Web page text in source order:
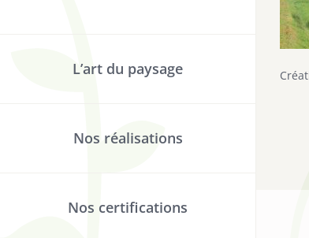
L’art du paysage
Nos réalisations
Nos certifications